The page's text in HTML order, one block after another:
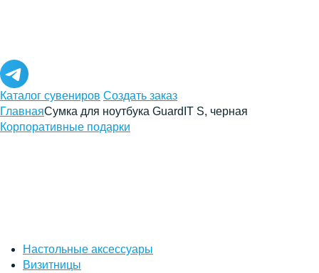
Каталог сувениров Создать заказ
ГлавнаяСумка для ноутбука GuardIT S, черная
Корпоративные подарки
Настольные аксессуары
Визитницы